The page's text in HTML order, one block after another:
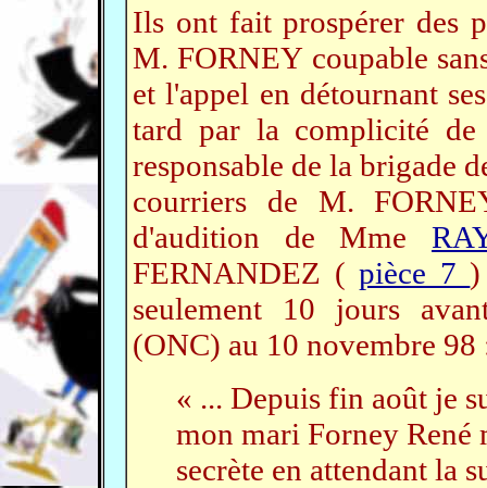
Ils ont fait prospérer des
M. FORNEY coupable
et l'appel en détournant
tard par la complicité
responsable de la brigade
courriers de M.
d'audition de Mme
FERNANDEZ (pièce 7
seulement 10 jours
(ONC) au 10 novembre 98
« ... Depuis fin août je
mon mari Forney René
secrète en attendant la